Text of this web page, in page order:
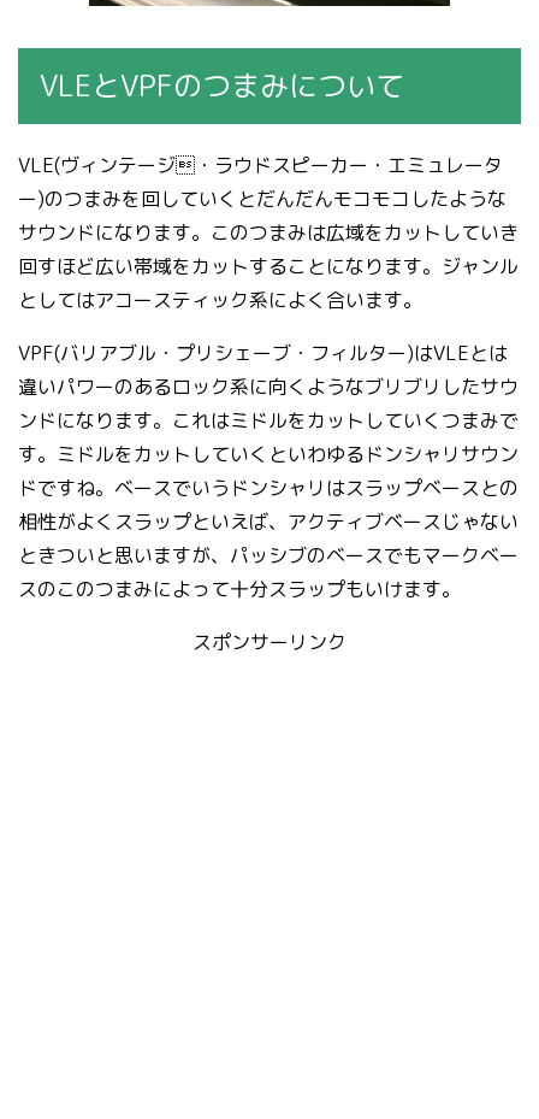
VLEとVPFのつまみについて
VLE(ヴィンテージ・ラウドスピーカー・エミュレータ
ー)のつまみを回していくとだんだんモコモコしたような
サウンドになります。このつまみは広域をカットしていき
回すほど広い帯域をカットすることになります。ジャンル
としてはアコースティック系によく合います。
VPF(バリアブル・プリシェーブ・フィルター)はVLEとは
違いパワーのあるロック系に向くようなブリブリしたサウ
ンドになります。これはミドルをカットしていくつまみで
す。ミドルをカットしていくといわゆるドンシャリサウン
ドですね。ベースでいうドンシャリはスラップベースとの
相性がよくスラップといえば、アクティブベースじゃない
ときついと思いますが、パッシブのベースでもマークベー
スのこのつまみによって十分スラップもいけます。
スポンサーリンク